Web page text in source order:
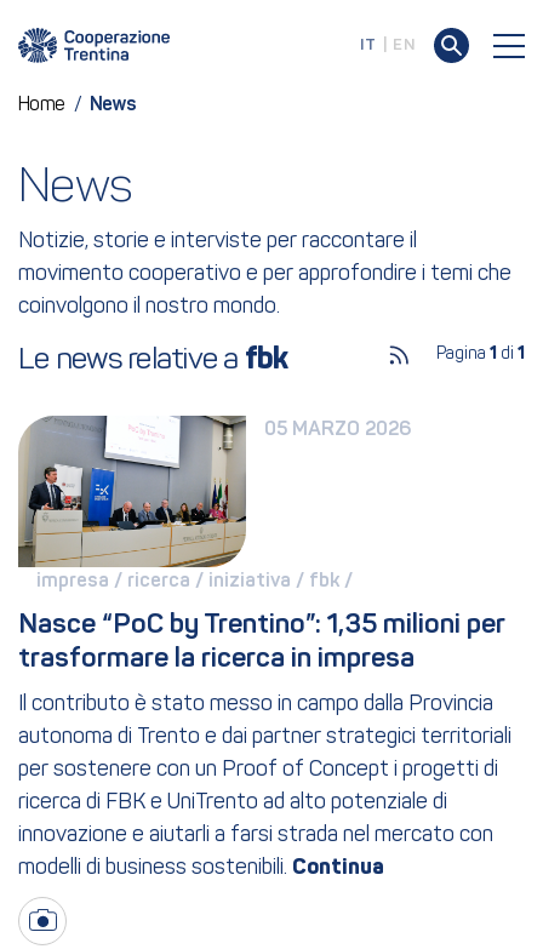
IT EN
Home / News
News
Notizie, storie e interviste per raccontare il
movimento cooperativo e per approfondire i temi che
coinvolgono il nostro mondo.
Le news relative a fbk Pagina 1 di 1
05 MARZO 2026
impresa / ricerca / iniziativa / fbk /
Nasce “PoC by Trentino”: 1,35 milioni per
trasformare la ricerca in impresa
Il contributo è stato messo in campo dalla Provincia
autonoma di Trento e dai partner strategici territoriali
per sostenere con un Proof of Concept i progetti di
ricerca di FBK e UniTrento ad alto potenziale di
innovazione e aiutarli a farsi strada nel mercato con
modelli di business sostenibili.